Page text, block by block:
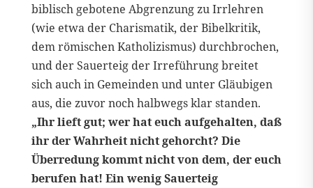
biblisch gebotene Abgrenzung zu Irrlehren
(wie etwa der Charismatik, der Bibelkritik,
dem römischen Katholizismus) durchbrochen,
und der Sauerteig der Irreführung breitet
sich auch in Gemeinden und unter Gläubigen
aus, die zuvor noch halbwegs klar standen.
„Ihr lieft gut; wer hat euch aufgehalten, daß
ihr der Wahrheit nicht gehorcht? Die
Überredung kommt nicht von dem, der euch
berufen hat! Ein wenig Sauerteig